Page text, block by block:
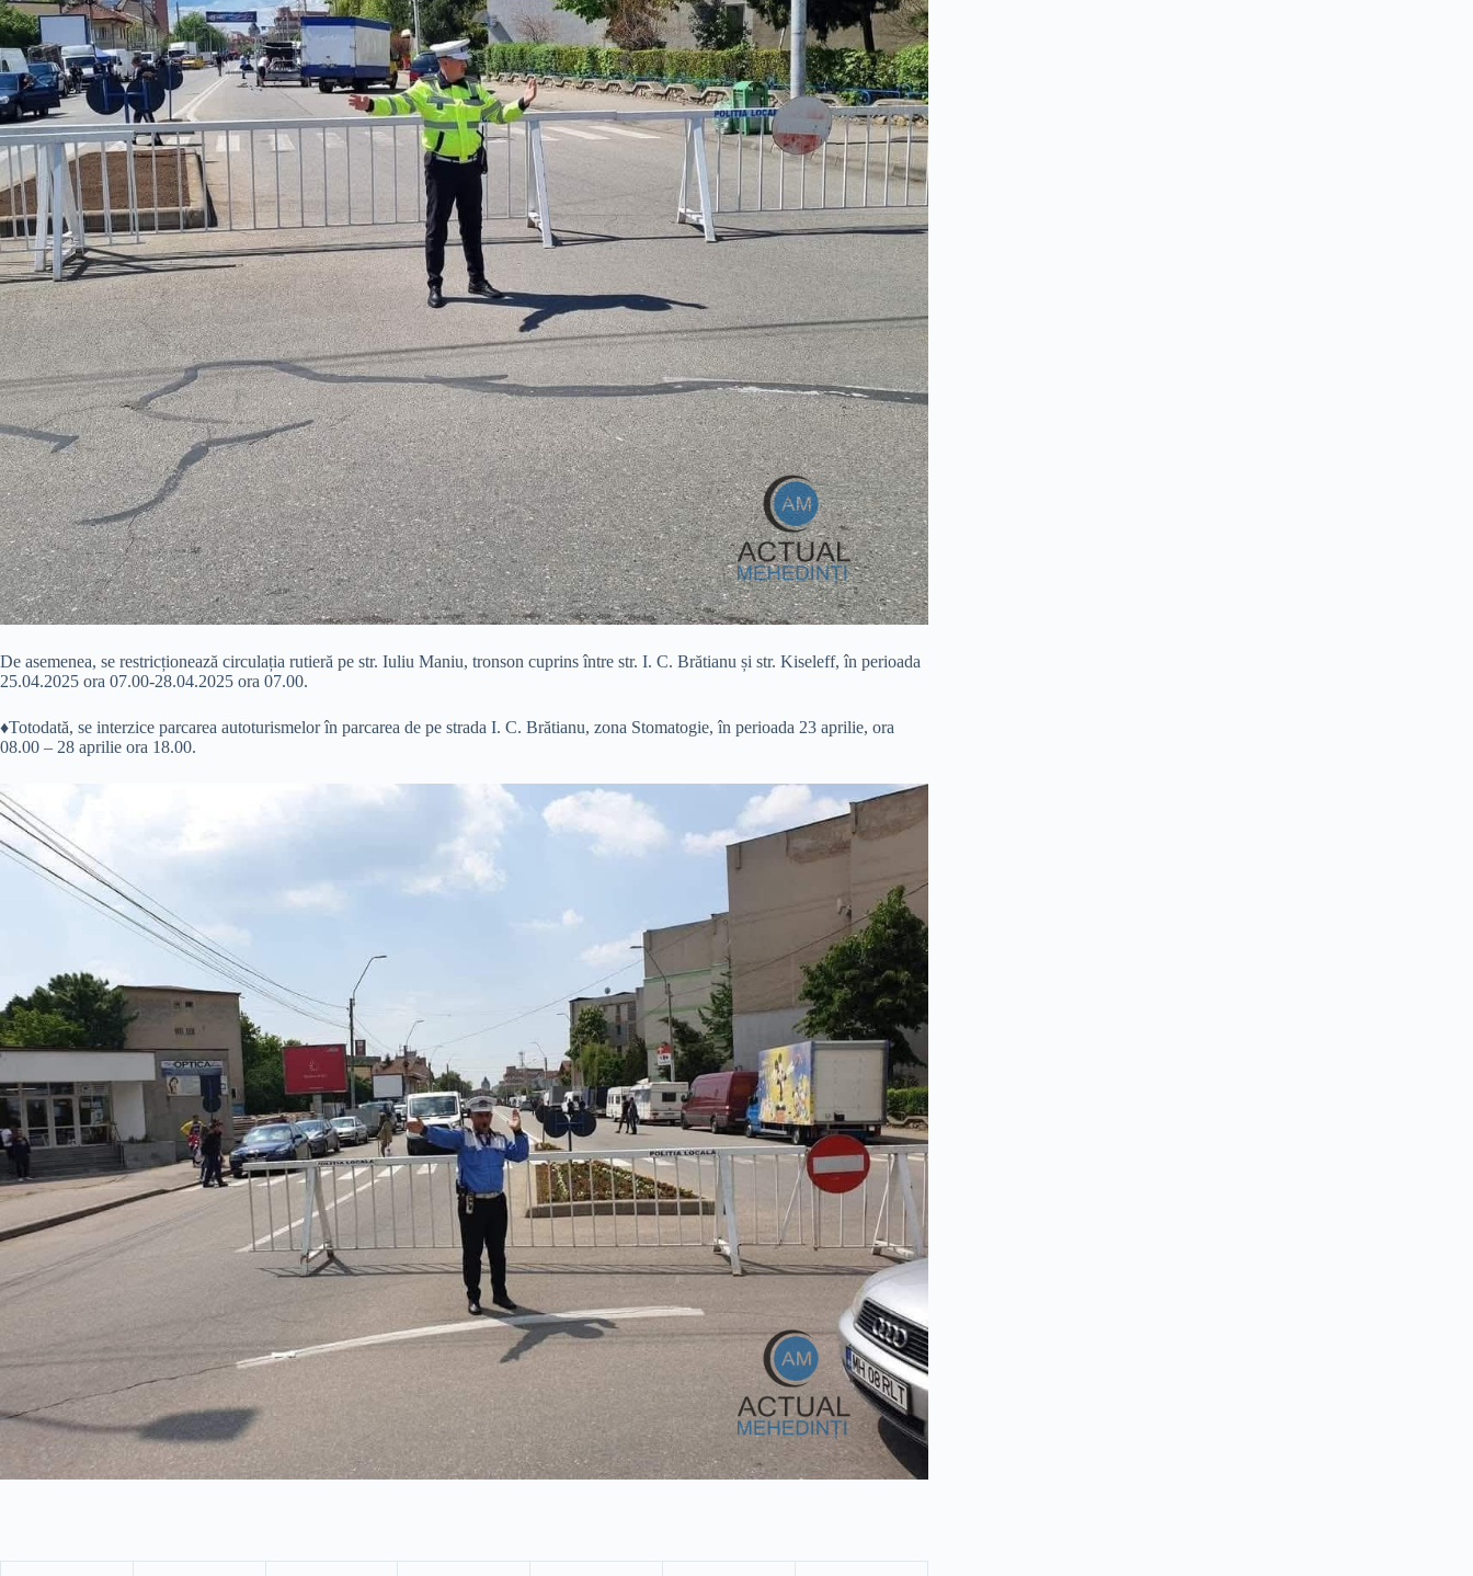
De asemenea, se restricționează circulația rutieră pe str. Iuliu Maniu, tronson cuprins între str. I. C. Brătianu și str. Kiseleff, în perioada
25.04.2025 ora 07.00-28.04.2025 ora 07.00.
♦️Totodată, se interzice parcarea autoturismelor în parcarea de pe strada I. C. Brătianu, zona Stomatogie, în perioada 23 aprilie, ora
08.00 – 28 aprilie ora 18.00.